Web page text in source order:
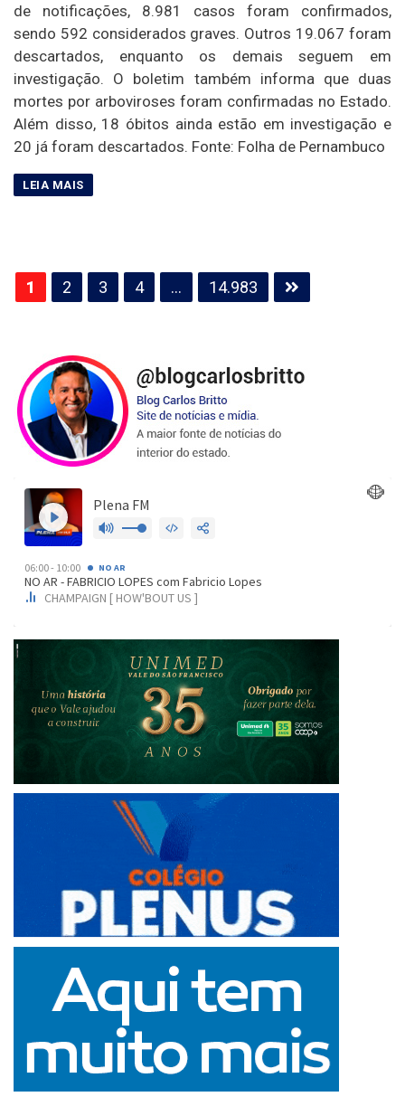
de notificações, 8.981 casos foram confirmados,
sendo 592 considerados graves. Outros 19.067 foram
descartados, enquanto os demais seguem em
investigação. O boletim também informa que duas
mortes por arboviroses foram confirmadas no Estado.
Além disso, 18 óbitos ainda estão em investigação e
20 já foram descartados. Fonte: Folha de Pernambuco
Paginação
de
1 2 3 4 … 14.983